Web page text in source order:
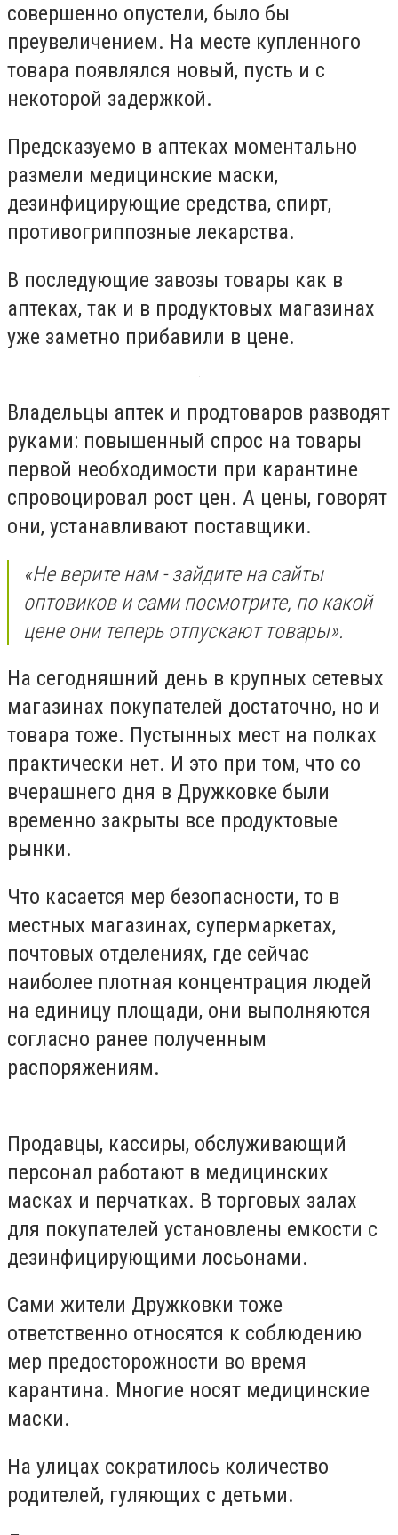
совершенно опустели, было бы
преувеличением. На месте купленного
товара появлялся новый, пусть и с
некоторой задержкой.
Предсказуемо в аптеках моментально
размели медицинские маски,
дезинфицирующие средства, спирт,
противогриппозные лекарства.
В последующие завозы товары как в
аптеках, так и в продуктовых магазинах
уже заметно прибавили в цене.
Владельцы аптек и продтоваров разводят
руками: повышенный спрос на товары
первой необходимости при карантине
спровоцировал рост цен. А цены, говорят
они, устанавливают поставщики.
«Не верите нам - зайдите на сайты
оптовиков и сами посмотрите, по какой
цене они теперь отпускают товары».
На сегодняшний день в крупных сетевых
магазинах покупателей достаточно, но и
товара тоже. Пустынных мест на полках
практически нет. И это при том, что со
вчерашнего дня в Дружковке были
временно закрыты все продуктовые
рынки.
Что касается мер безопасности, то в
местных магазинах, супермаркетах,
почтовых отделениях, где сейчас
наиболее плотная концентрация людей
на единицу площади, они выполняются
согласно ранее полученным
распоряжениям.
Продавцы, кассиры, обслуживающий
персонал работают в медицинских
масках и перчатках. В торговых залах
для покупателей установлены емкости с
дезинфицирующими лосьонами.
Сами жители Дружковки тоже
ответственно относятся к соблюдению
мер предосторожности во время
карантина. Многие носят медицинские
маски.
На улицах сократилось количество
родителей, гуляющих с детьми.